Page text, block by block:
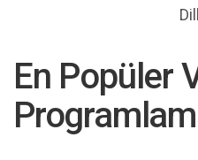
En Popüler